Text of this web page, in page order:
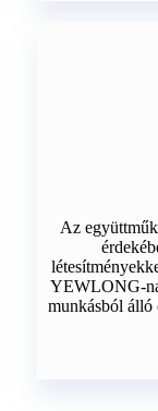
Az
YEWLONG-
munkásból álló